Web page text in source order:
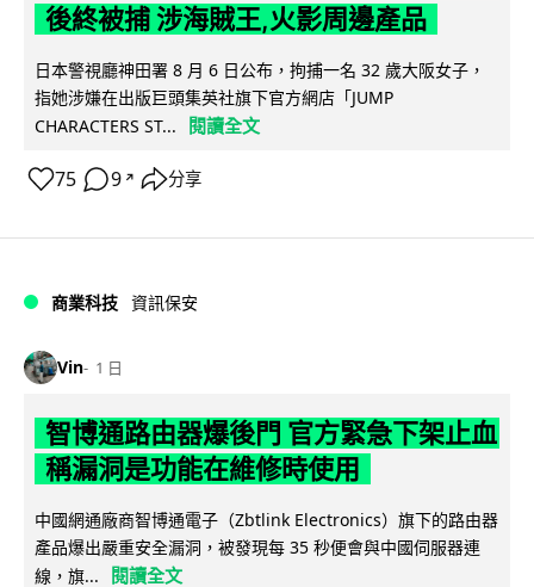
後終被捕 涉海賊王,火影周邊產品
日本警視廳神田署 8 月 6 日公布，拘捕一名 32 歲大阪女子，
指她涉嫌在出版巨頭集英社旗下官方網店「JUMP
CHARACTERS ST...
閱讀全文
75 9 ↗ 分享
商業科技 資訊保安
Vin 1 日
智博通路由器爆後門 官方緊急下架止血
稱漏洞是功能在維修時使用
中國網通廠商智博通電子（Zbtlink Electronics）旗下的路由器
產品爆出嚴重安全漏洞，被發現每 35 秒便會與中國伺服器連
線，旗...
閱讀全文